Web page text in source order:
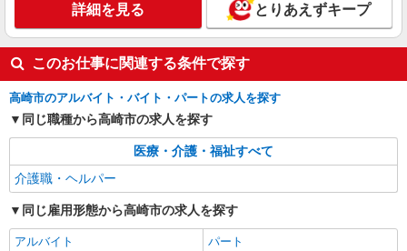
高齢者向けマンションstaff
時給1350円 ◆前払い・日払い・週払いOK
群馬県高崎市
キープ 詳細を見る
詳細を見る とりあえずキープ
このお仕事に関連する条件で探す
高崎市のアルバイト・バイト・パートの求人を探す
同じ職種から高崎市の求人を探す
医療・介護・福祉すべて
介護職・ヘルパー
同じ雇用形態から高崎市の求人を探す
アルバイト
パート